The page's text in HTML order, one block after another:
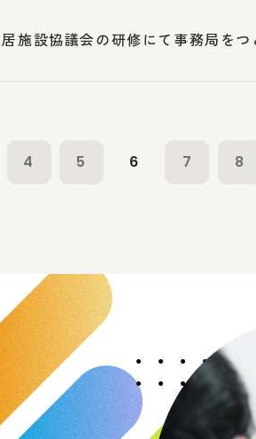
施設協議会の研修にて事務局をつ
4 5 6 7 8